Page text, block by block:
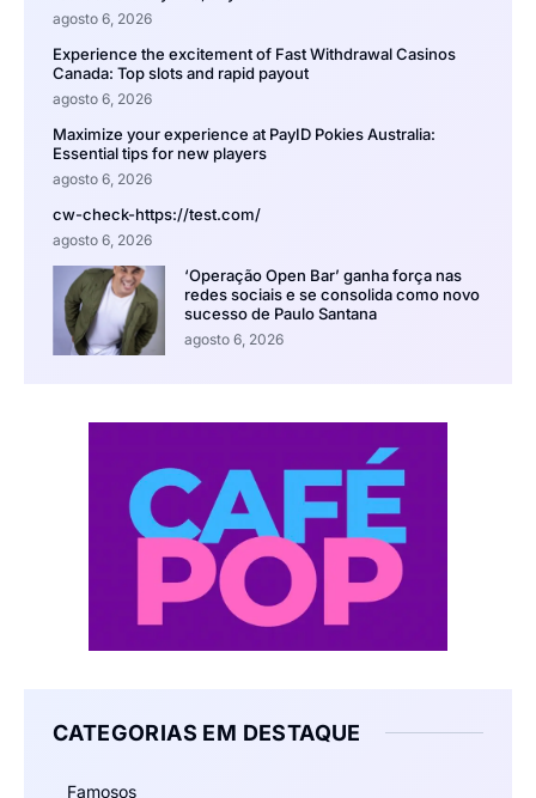
agosto 6, 2026
Experience the excitement of Fast Withdrawal Casinos
Canada: Top slots and rapid payout
agosto 6, 2026
Maximize your experience at PayID Pokies Australia:
Essential tips for new players
agosto 6, 2026
cw-check-https://test.com/
agosto 6, 2026
‘Operação Open Bar’ ganha força nas
redes sociais e se consolida como novo
sucesso de Paulo Santana
agosto 6, 2026
CATEGORIAS EM DESTAQUE
Famosos